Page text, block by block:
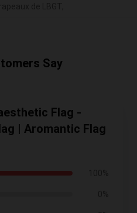
Say
Flag -
| Aromantic Flag